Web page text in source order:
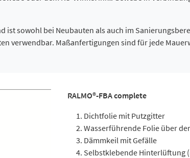
ist sowohl bei Neubauten als auch im
verwendbar. Maßanfertigungen sind für jede
RALMO®-FBA complete
Dichtfolie mit Putzgitter
Wasserführende Folie über
Dämmkeil mit Gefälle
Selbstklebende Hinterlüftung